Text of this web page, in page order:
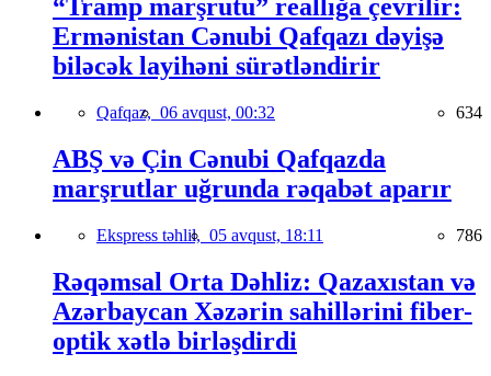
“Tramp marşrutu” reallığa çevrilir:
Ermənistan Cənubi Qafqazı dəyişə
biləcək layihəni sürətləndirir
Qafqaz, 06 avqust, 00:32 634
ABŞ və Çin Cənubi Qafqazda
marşrutlar uğrunda rəqabət aparır
Ekspress təhlil, 05 avqust, 18:11 786
Rəqəmsal Orta Dəhliz: Qazaxıstan və
Azərbaycan Xəzərin sahillərini fiber-
optik xətlə birləşdirdi